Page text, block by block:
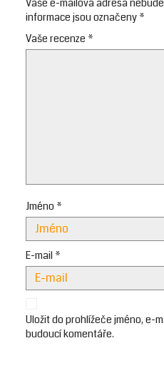
informace jsou označeny *
Vaše recenze *
Jméno *
E-mail *
Uložit do prohlížeče jméno, e-
budoucí komentáře.